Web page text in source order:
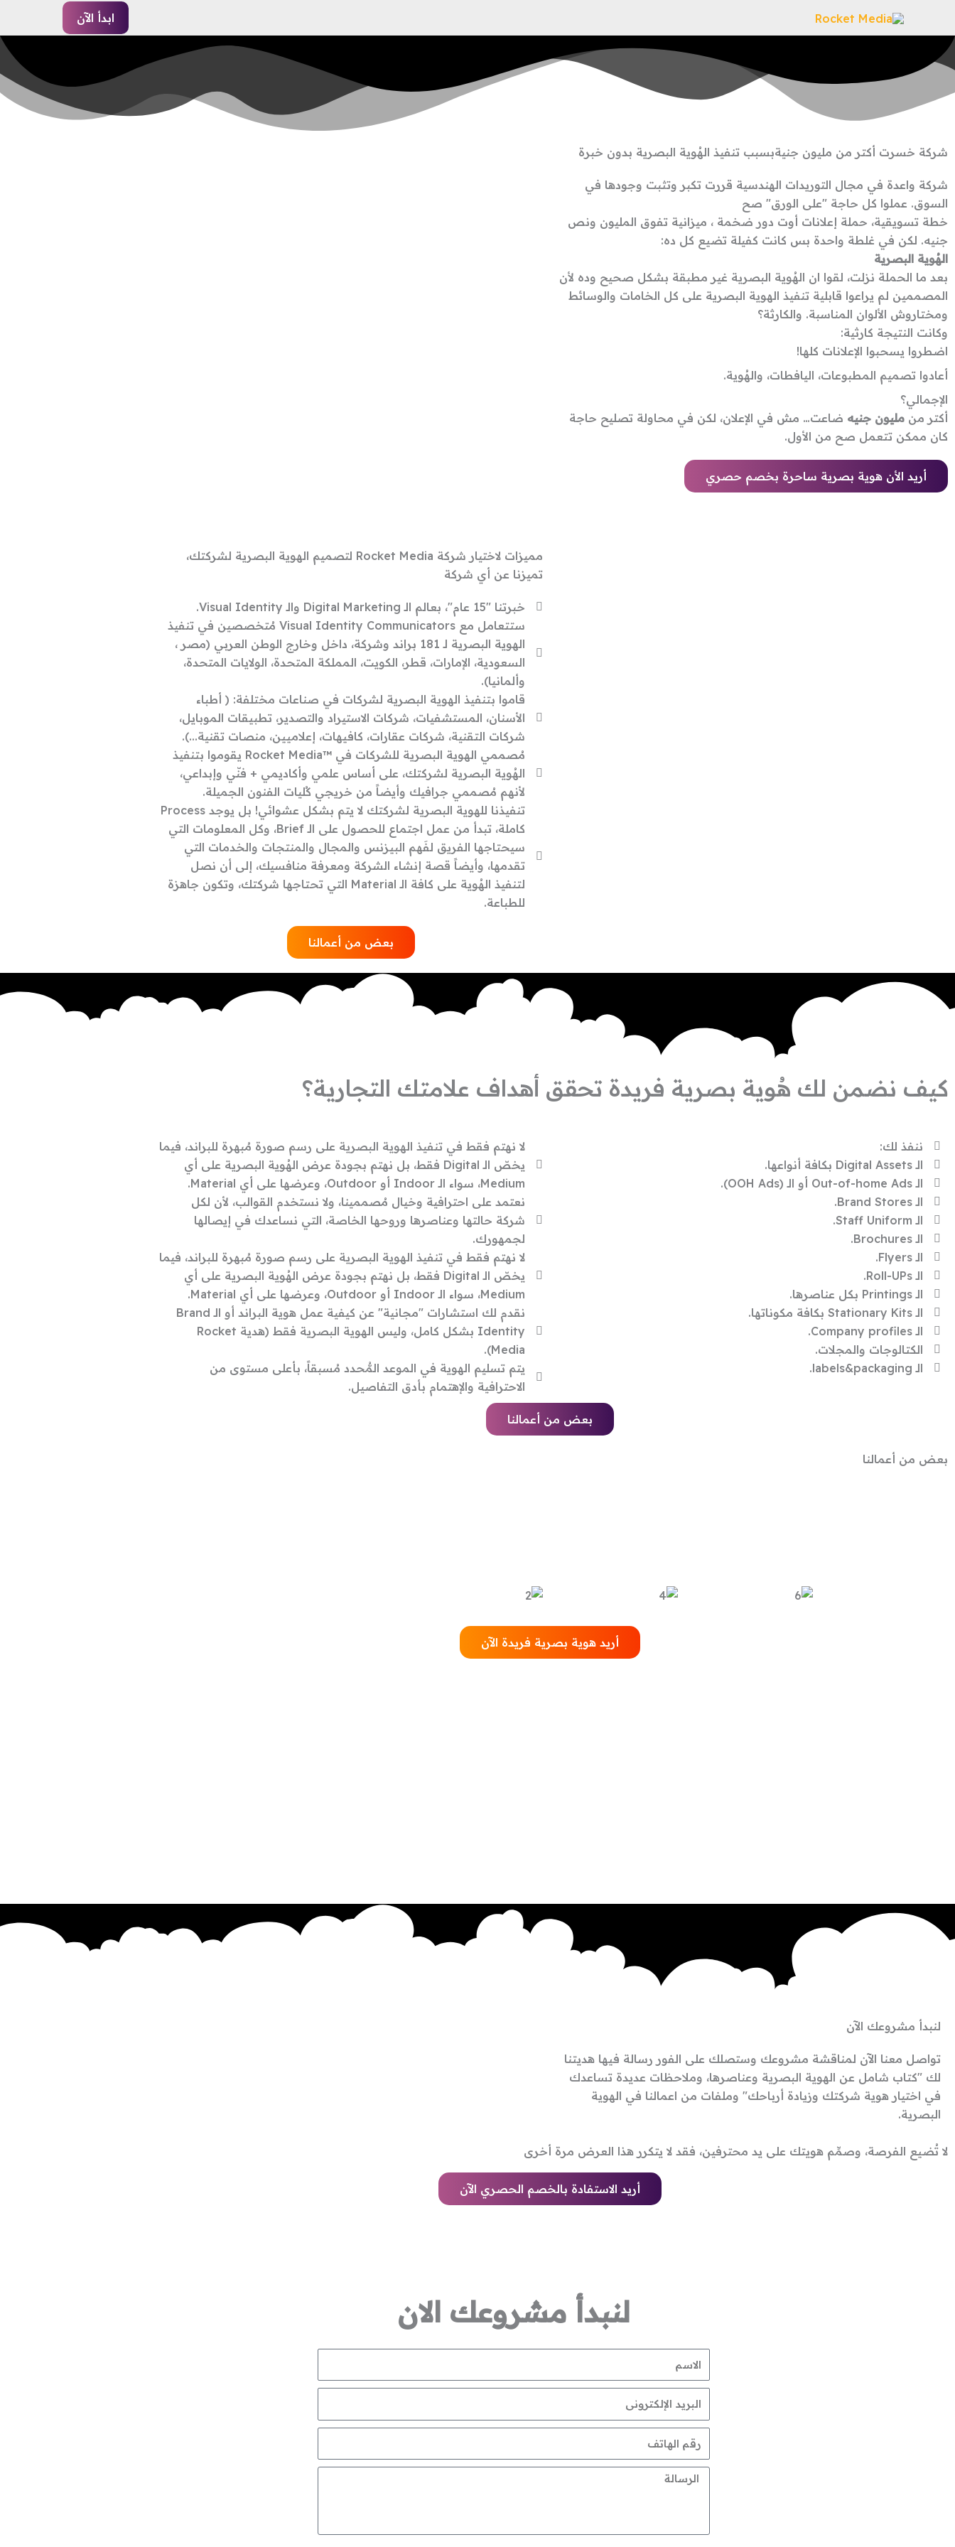
المحتوى
شركة خسرت أكتر من مليون جنيةبسبب تنفيذ الهُوية البصرية بدون خبرة
شركة واعدة في مجال التوريدات الهندسية قررت تكبر وتثبت وجودها في
السوق. عملوا كل حاجة "على الورق" صح
خطة تسويقية، حملة إعلانات أوت دور ضخمة ، ميزانية تفوق المليون ونص
جنيه. لكن في غلطة واحدة بس كانت كفيلة تضيع كل ده:
الهُوية البصرية
بعد ما الحملة نزلت، لقوا ان الهُوية البصرية غير مطبقة بشكل صحيح وده لأن
المصممين لم يراعوا قابلية تنفيذ الهوية البصرية على كل الخامات والوسائط
ومختاروش الألوان المناسبة. والكارثة؟
وكانت النتيجة كارثية:
اضطروا يسحبوا الإعلانات كلها!
أعادوا تصميم المطبوعات، اليافطات، والهُوية.
الإجمالي؟
أكتر من مليون جنيه ضاعت… مش في الإعلان، لكن في محاولة تصليح حاجة
كان ممكن تتعمل صح من الأول.
أريد الأن هوية بصرية ساحرة بخصم حصري
مميزات لاختيار شركة Rocket Media لتصميم الهوية البصرية لشركتك،
تميزنا عن أي شركة
خبرتنا "15 عام"، بعالم الـ Digital Marketing والـ Visual Identity.
ستتعامل مع Visual Identity Communicators مُتخصصين في تنفيذ
الهوية البصرية لـ 181 براند وشركة، داخل وخارج الوطن العربي (مصر ،
السعودية، الإمارات، قطر، الكويت، المملكة المتحدة، الولايات المتحدة،
وألمانيا).
قاموا بتنفيذ الهوية البصرية لشركات في صناعات مختلفة: ( أطباء
الأسنان، المستشفيات، شركات الاستيراد والتصدير، تطبيقات الموبايل،
شركات التقنية، شركات عقارات، كافيهات، إعلاميين، منصات تقنية...).
مُصممي الهوية البصرية للشركات في ™Rocket Media يقوموا بتنفيذ
الهُوية البصرية لشركتك، على أساس علمي وأكاديمي + فنّي وإبداعي،
لأنهم مُصممي جرافيك وأيضاً من خريجي كُليات الفنون الجميلة.
تنفيذنا للهوية البصرية لشركتك لا يتم بشكل عشوائي! بل يوجد Process
كاملة، تبدأ من عمل اجتماع للحصول على الـ Brief، وكل المعلومات التي
سيحتاجها الفريق لفَهم البيزنس والمجال والمنتجات والخدمات التي
تقدمها، وأيضاً قصة إنشاء الشركة ومعرفة منافسيك، إلى أن نصل
لتنفيذ الهُوية على كافة الـ Material التي تحتاجها شركتك، وتكون جاهزة
للطباعة.
بعض من أعمالنا
كيف نضمن لك هُوية بصرية فريدة تحقق أهداف علامتك التجارية؟
ننفذ لك:
الـ Digital Assets بكافة أنواعها.
الـ Out-of-home Ads أو الـ (OOH Ads).
الـ Brand Stores.
الـ Staff Uniform.
الـ Brochures.
الـ Flyers.
الـ Roll-UPs.
الـ Printings بكل عناصرها.
الـ Stationary Kits بكافة مكوناتها.
الـ Company profiles.
الكتالوجات والمجلات.
الـ labels&packaging.
لا نهتم فقط في تنفيذ الهوية البصرية على رسم صورة مُبهرة للبراند، فيما
يخصّ الـ Digital فقط، بل نهتم بجودة عرض الهُوية البصرية على أي
Medium، سواء الـ Indoor أو Outdoor، وعرضها على أي Material.
نعتمد على احترافية وخيال مُصممينا، ولا نستخدم القوالب، لأن لكل
شركة حالتها وعناصرها وروحها الخاصة، التي نساعدك في إيصالها
لجمهورك.
لا نهتم فقط في تنفيذ الهوية البصرية على رسم صورة مُبهرة للبراند، فيما
يخصّ الـ Digital فقط، بل نهتم بجودة عرض الهُوية البصرية على أي
Medium، سواء الـ Indoor أو Outdoor، وعرضها على أي Material.
نقدم لك استشارات "مجانية" عن كيفية عمل هوية البراند أو الـ Brand
Identity بشكل كامل، وليس الهوية البصرية فقط (هدية Rocket
Media).
يتم تسليم الهوية في الموعد المُّحدد مُسبقاً، بأعلى مستوى من
الاحترافية والإهتمام بأدق التفاصيل.
بعض من أعمالنا
بعض من أعمالنا
أريد هوية بصرية فريدة الآن
لنبدأ مشروعك الآن
تواصل معنا الآن لمناقشة مشروعك وستصلك على الفور رسالة فيها هديتنا
لك "كتاب شامل عن الهوية البصرية وعناصرها، وملاحظات عديدة تساعدك
في اختيار هوية شركتك وزيادة أرباحك" وملفات من اعمالنا في الهوية
البصرية.
لا تُضيع الفرصة، وصمِّم هويتك على يد محترفين، فقد لا يتكرر هذا العرض مرة أخرى
أريد الاستفادة بالخصم الحصري الآن
لنبدأ مشروعك الان
Email
Phone
Message